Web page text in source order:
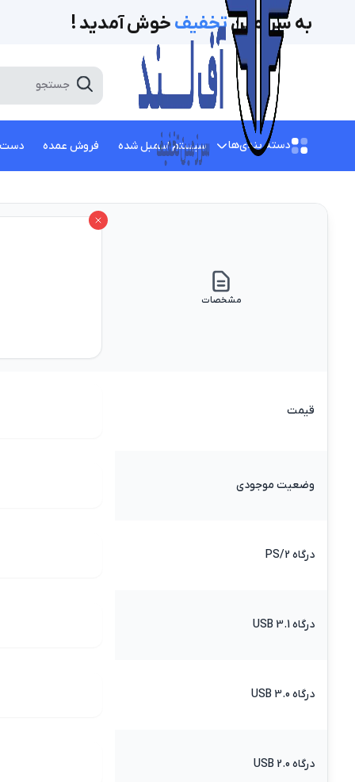
به سرزمینتخفیف‌ خوش آمدید !
دسته بندی‌ها سیستم اسمبل شده فروش عمده دست
مشخصات
قیمت
وضعیت موجودی
درگاه PS/2
درگاه USB 3.1
درگاه USB 3.0
درگاه USB 2.0